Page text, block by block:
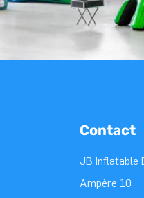
Contact
JB Inflatable
Ampère 10